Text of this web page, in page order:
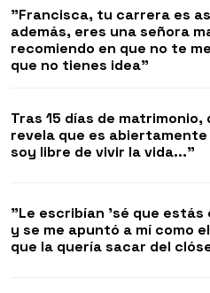
"Francisca, tu carrera es
además, eres una señora
recomiendo en que no te
que no tienes idea"
Tras 15 días de
revela que es
soy libre de vivir la vida..."
"Le escribían 'sé que estás
y se me apuntó a mí como
que la quería sacar del